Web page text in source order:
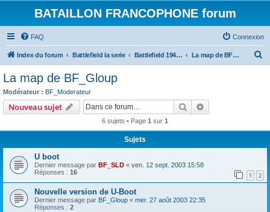
BATAILLON FRANCOPHONE forum
FAQ Connexion
Index du forum Battlefield la serie Battlefield 1942: addon et mod La map de BF_Gloup
e
r
La map de BF_Gloup
Modérateur : BF_Moderateur
Nouveau sujet Rechercher
6 sujets • Page 1 sur 1
Sujets
U boot
Dernier message par BF_SLD « ven. 12 sept. 2003 15:58
Réponses : 16 1 2
Nouvelle version de U-Boot
Dernier message par BF_Gloup « mer. 27 août 2003 22:35
Réponses : 2